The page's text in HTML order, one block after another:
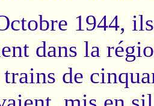
1944,
dans la
trains de